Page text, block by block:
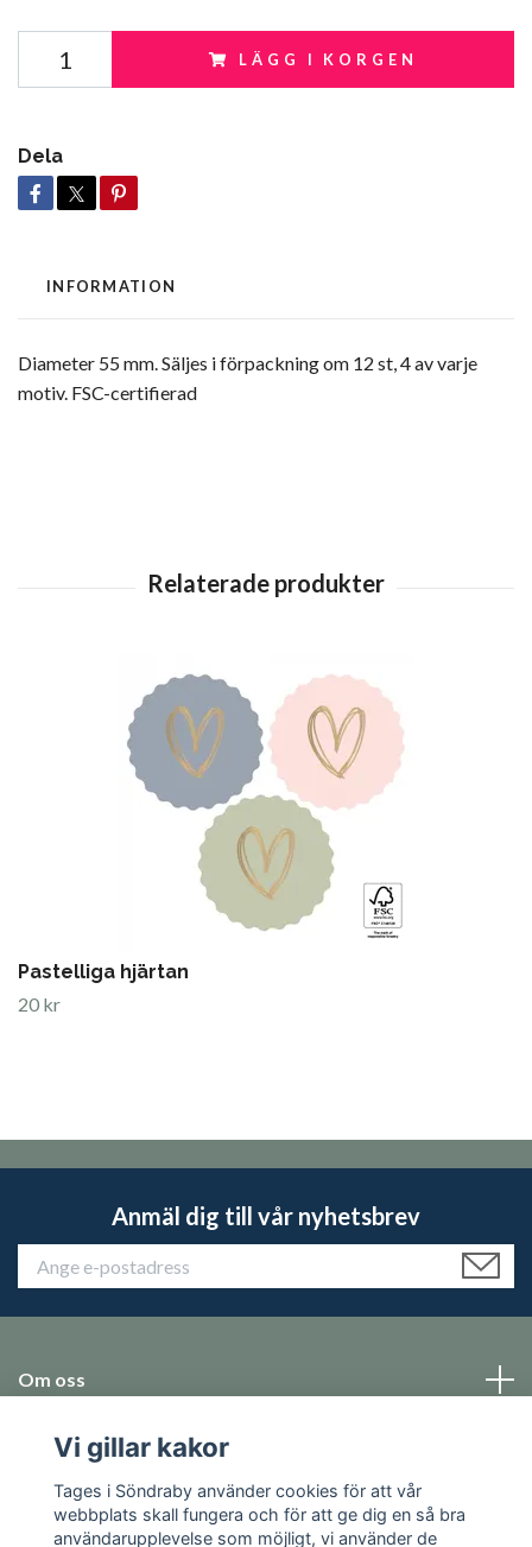
LÄGG I KORGEN
Dela
INFORMATION
Diameter 55 mm. Säljes i förpackning om 12 st, 4 av varje
motiv. FSC-certifierad
Pastelliga hjärtan
20 kr
Anmäl dig till vår nyhetsbrev
Om oss
Emballage
Sociala medier
Vi gillar kakor
Tages i Söndraby använder cookies för att vår
webbplats skall fungera och för att ge dig en så bra
användarupplevelse som möjligt, vi använder de